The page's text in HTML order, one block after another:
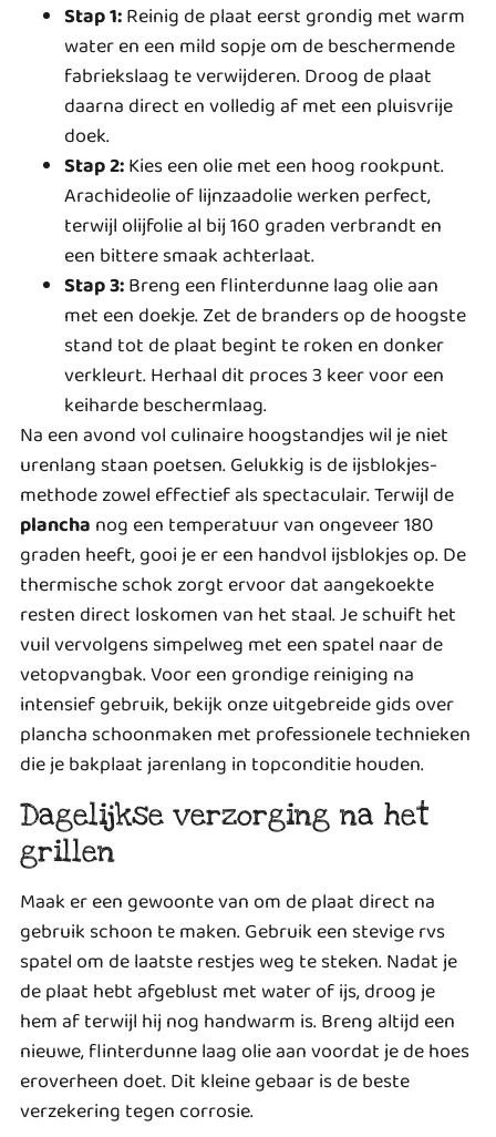
Stap 1:Reinig de plaat eerst grondig met warm
water en een mild sopje om de beschermende
fabriekslaag te verwijderen. Droog de plaat
daarna direct en volledig af met een pluisvrije
doek.
Stap 2:Kies een olie met een hoog rookpunt.
Arachideolie of lijnzaadolie werken perfect,
terwijl olijfolie al bij 160 graden verbrandt en
een bittere smaak achterlaat.
Stap 3:Breng een flinterdunne laag olie aan
met een doekje. Zet de branders op de hoogste
stand tot de plaat begint te roken en donker
verkleurt. Herhaal dit proces 3 keer voor een
keiharde beschermlaag.
Na een avond vol culinaire hoogstandjes wil je niet
urenlang staan poetsen. Gelukkig is de ijsblokjes-
methode zowel effectief als spectaculair. Terwijl de
plancha nog een temperatuur van ongeveer 180
graden heeft, gooi je er een handvol ijsblokjes op. De
thermische schok zorgt ervoor dat aangekoekte
resten direct loskomen van het staal. Je schuift het
vuil vervolgens simpelweg met een spatel naar de
vetopvangbak. Voor een grondige reiniging na
intensief gebruik, bekijk onze uitgebreide gids over
plancha schoonmaken met professionele technieken
die je bakplaat jarenlang in topconditie houden.
Dagelijkse verzorging na het
grillen
Maak er een gewoonte van om de plaat direct na
gebruik schoon te maken. Gebruik een stevige rvs
spatel om de laatste restjes weg te steken. Nadat je
de plaat hebt afgeblust met water of ijs, droog je
hem af terwijl hij nog handwarm is. Breng altijd een
nieuwe, flinterdunne laag olie aan voordat je de hoes
eroverheen doet. Dit kleine gebaar is de beste
verzekering tegen corrosie.